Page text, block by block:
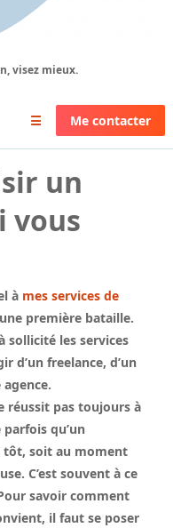
visez mieux.
☰ Me contacter
un
vous
à mes services de
première bataille.
sollicité les services
d’un freelance, d’un
réussit pas toujours à
qu’un
tôt, soit au moment
C’est souvent à ce
savoir comment
il faut se poser